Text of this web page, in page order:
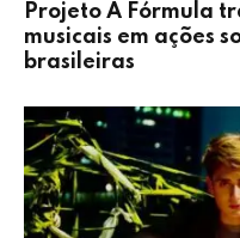
Projeto A Fórmula
musicais em ações
brasileiras